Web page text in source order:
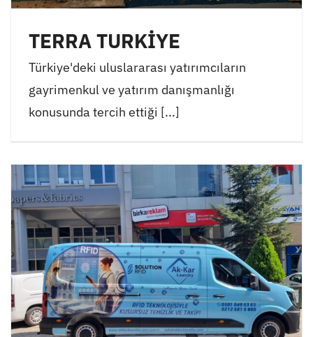
TERRA TURKİYE
Türkiye'deki uluslararası yatırımcıların
gayrimenkul ve yatırım danışmanlığı
konusunda tercih ettiği [...]